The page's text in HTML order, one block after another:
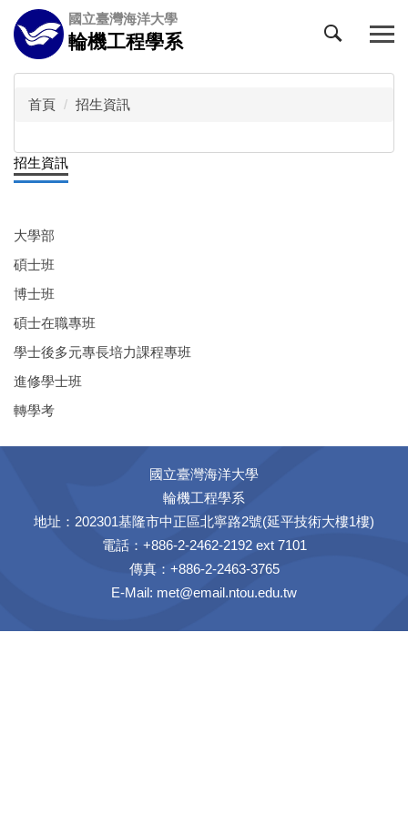
跳
到
主
要
國立臺灣海洋大學
輪機工程學系
首頁 招生資訊
招生資訊
大學部
碩士班
博士班
碩士在職專班
學士後多元專長培力課程專班
進修學士班
轉學考
國立臺灣海洋大學
輪機工程學系
地址：202301基隆市中正區北寧路2號(延平技術大樓1樓)
電話：+886-2-2462-2192 ext 7101
傳真：+886-2-2463-3765
E-Mail: met@email.ntou.edu.tw